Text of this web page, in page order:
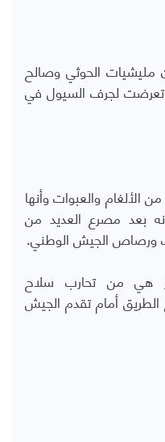
الحوثي وصالح
تعرضت لجرف السيول في
الألغام والعبوات وأنها
بعد مصرع العديد من
ورصاص الجيش الوطني.
هي من تحارب سلاح
الطريق أمام تقدم الجيش